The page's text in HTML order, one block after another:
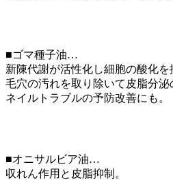
■ゴマ種子油…
新陳代謝が活性化し細胞の酸化を
毛穴の汚れを取り除いて皮脂分泌
ネイルトラブルの予防改善にも。
■オニサルビア油…
収れん作用と皮脂抑制。